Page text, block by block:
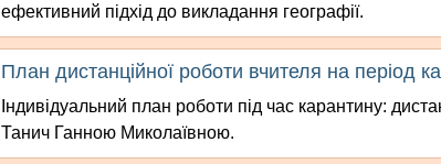
ефективний підхід до викладання географії.
План дистанційної роботи вчителя на період
Індивідуальний план роботи під час карантину:
Танич Ганною Миколаївною.